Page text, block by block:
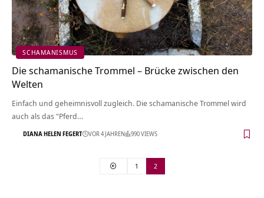
SCHAMANISMUS
Die schamanische Trommel – Brücke zwischen den
Welten
Einfach und geheimnisvoll zugleich. Die schamanische Trommel wird
auch als das "Pferd…
DIANA HELEN FEGERT VOR 4 JAHREN 990 VIEWS
1 2